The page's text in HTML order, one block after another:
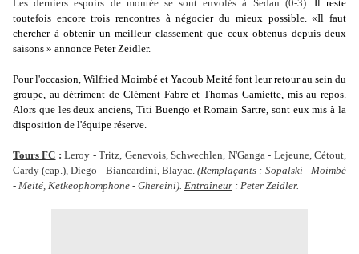
Les derniers espoirs de montée se sont envolés à Sedan (0-3). Il reste
toutefois encore trois rencontres à négocier du mieux possible. «Il faut
chercher à obtenir un meilleur classement que ceux obtenus depuis deux
saisons » annonce Peter Zeidler.
Pour l'occasion, Wilfried Moimbé et Yacoub Meité font leur retour au sein du
groupe, au détriment de Clément Fabre et Thomas Gamiette, mis au repos.
Alors que les deux anciens, Titi Buengo et Romain Sartre, sont eux mis à la
disposition de l'équipe réserve.
Tours FC : Leroy - Tritz, Genevois, Schwechlen, N'Ganga - Lejeune, Cétout,
Cardy (cap.), Diego - Biancardini, Blayac.(Remplaçants : Sopalski - Moimbé
- Meité, Ketkeophomphone - Ghereini). Entraîneur : Peter Zeidler.